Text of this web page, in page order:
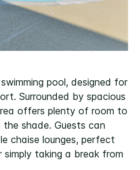
pool, designed for
Surrounded by spacious
offers plenty of room to
the shade. Guests can
chaise lounges, perfect
simply taking a break from